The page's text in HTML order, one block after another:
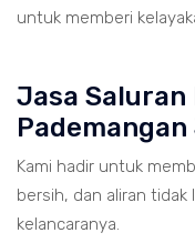
untuk memberi
Jasa Saluran
Kami hadir untuk
bersih, dan aliran
kelancaranya.